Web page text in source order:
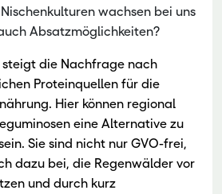
wachsen bei uns
Absatzmöglichkeiten?
steigt die Nachfrage nach
Proteinquellen für die
Hier können regional
eine Alternative zu
Sie sind nicht nur GVO-frei,
dazu bei, die Regenwälder vor
und durch kurz